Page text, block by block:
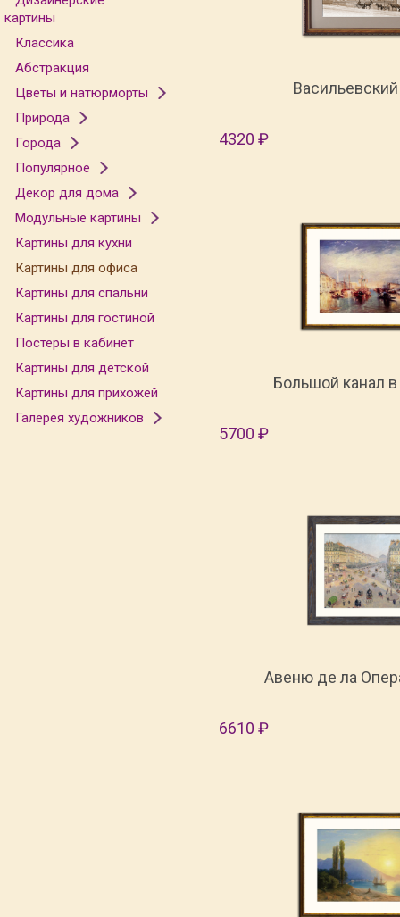
картины
Классика
Абстракция
Цветы и натюрморты
Природа
Города
Популярное
Декор для дома
Модульные картины
Картины для кухни
Картины для офиса
Картины для спальни
Картины для гостиной
Постеры в кабинет
Картины для детской
Картины для прихожей
Галерея художников
4320 ₽
Большой канал
5700 ₽
Авеню де ла
6610 ₽